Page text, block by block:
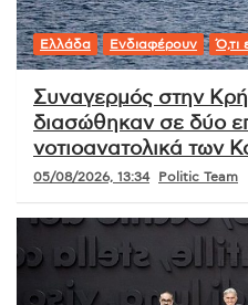
Ελλάδα Ενδιαφέρουν Ό,τι
Συναγερμός στην
διασώθηκαν σε δύο
νοτιοανατολικά των
05/08/2026, 13:34 Politic Team